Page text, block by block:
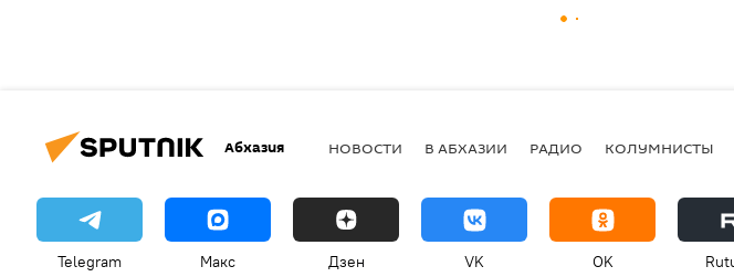
Абхазия НОВОСТИ В АБХАЗИИ РАДИО КОЛУМНИСТЫ
Telegram Макс Дзен VK OK